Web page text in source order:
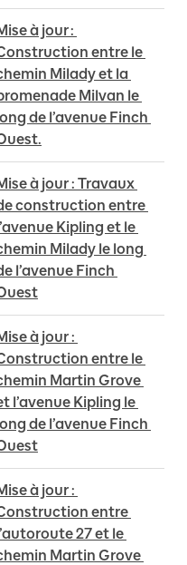
à jour :
entre le
Milady et la
Milvan le
de l’avenue Finch
à jour : Travaux
construction entre
Kipling et le
Milady le long
l’avenue Finch
à jour :
entre le
Martin Grove
l’avenue Kipling le
de l’avenue Finch
à jour :
entre
27 et le
Martin Grove